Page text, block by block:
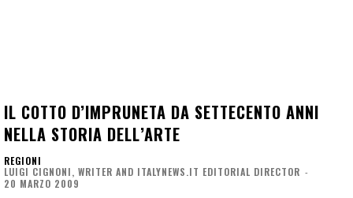
IL COTTO D’IMPRUNETA DA SETTECENTO ANNI
NELLA STORIA DELL’ARTE
REGIONI
LUIGI CIGNONI, WRITER AND ITALYNEWS.IT EDITORIAL DIRECTOR -
20 MARZO 2009